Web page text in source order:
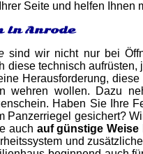
Seite und helfen Ihnen
in Anrode
sind wir nicht nur bei
diese technisch
Herausforderung,
wehren wollen. Dazu
Haben Sie Ihre
Panzerriegel gesichert?
auch auf günstige
und